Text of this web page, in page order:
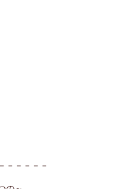
－－－－－